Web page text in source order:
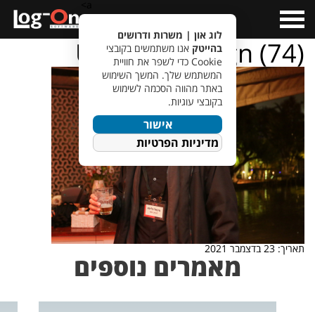
Menu
Untitled design (74)
תאריך: 23 בדצמבר 2021
מאמרים נוספים
לוג און | משרות ודרושים
בהייטק אנו משתמשים בקובצי
Cookie כדי לשפר את חוויית
המשתמש שלך. המשך השימוש
באתר מהווה הסכמה לשימוש
בקובצי עוגיות.
אישור
מדיניות הפרטיות